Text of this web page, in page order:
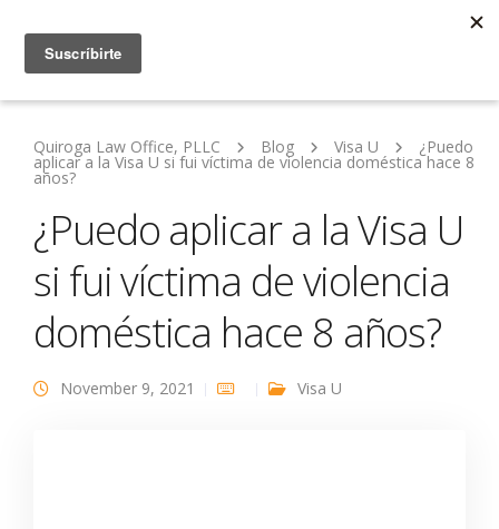
Quiroga Law Office, PLLC Blog Visa U ¿Puedo
aplicar a la Visa U si fui víctima de violencia doméstica hace 8
años?
¿Puedo aplicar a la Visa U
si fui víctima de violencia
doméstica hace 8 años?
November 9, 2021 Visa U